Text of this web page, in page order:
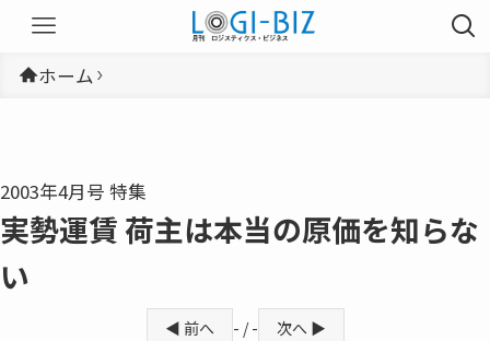
ホーム
2003年4月号 特集
実勢運賃 荷主は本当の原価を知らな
い
◀ 前へ - / - 次へ ▶